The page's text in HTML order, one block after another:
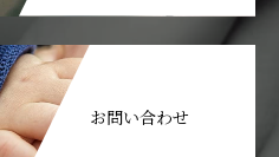
お問い合わせ